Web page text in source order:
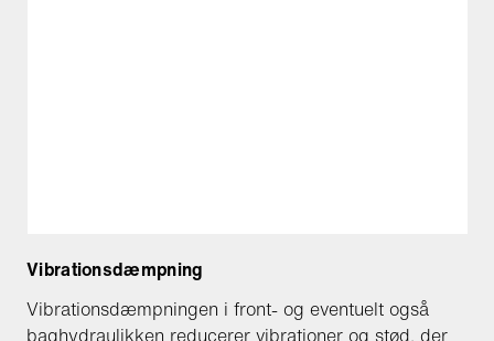
Vibrationsdæmpning
Vibrationsdæmpningen i front- og eventuelt også
baghydraulikken reducerer vibrationer og stød, der